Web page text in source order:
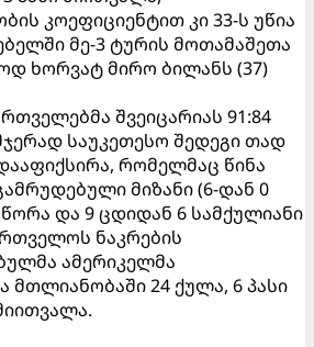
კოეფიციენტით კი 33-ს უწია
მე-3 ტურის მოთამაშეთა
ხორვატ მირო ბილანს (37)
შვეიცარიას 91:84
საუკეთესო შედეგი თად
რომელმაც წინა
მიზანი (6-დან 0
და 9 ცდიდან 6 სამქულიანი
ნაკრების
ამერიკელმა
მთლიანობაში 24 ქულა, 6 პასი